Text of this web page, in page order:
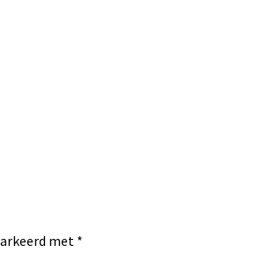
met *